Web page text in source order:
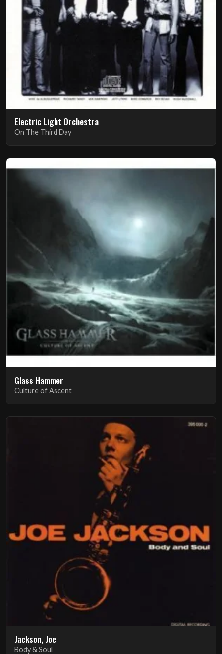
Electric Light Orchestra
On The Third Day
Glass Hammer
Culture of Ascent
Jackson, Joe
Body & Soul